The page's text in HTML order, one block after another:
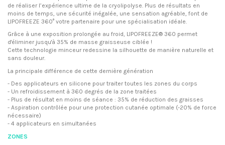
de réaliser l’expérience ultime de la cryolipolyse. Plus de résultats en
moins de temps, une sécurité inégalée, une sensation agréable, font de
LIPOFREEZE 360° votre partenaire pour une spécialisation idéale.
Grâce à une exposition prolongée au froid, LIPOFREEZE® 360 permet
d'éliminer jusqu'à 35% de masse graisseuse ciblée !
Cette technologie minceur redessine la silhouette de manière naturelle et
sans douleur.
La principale différence de cette dernière génération
- Des applicateurs en silicone pour traiter toutes les zones du corps
- Un refroidissement à 360 degrés de la zone traitées
- Plus de résultat en moins de séance : 35% de réduction des graisses
- Aspiration contrôlée pour une protection cutanée optimale (-20% de force
nécessaire)
- 4 applicateurs en simultanées
ZONES